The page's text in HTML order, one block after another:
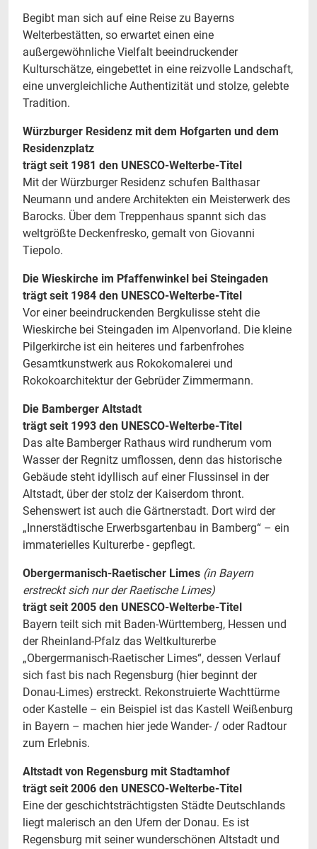
Begibt man sich auf eine Reise zu Bayerns
Welterbestätten, so erwartet einen eine
außergewöhnliche Vielfalt beeindruckender
Kulturschätze, eingebettet in eine reizvolle Landschaft,
eine unvergleichliche Authentizität und stolze, gelebte
Tradition.
Würzburger Residenz mit dem Hofgarten und dem
Residenzplatz
trägt seit 1981 den UNESCO-Welterbe-Titel
Mit der Würzburger Residenz schufen Balthasar
Neumann und andere Architekten ein Meisterwerk des
Barocks. Über dem Treppenhaus spannt sich das
weltgrößte Deckenfresko, gemalt von Giovanni
Tiepolo.
Die Wieskirche im Pfaffenwinkel bei Steingaden
trägt seit 1984 den UNESCO-Welterbe-Titel
Vor einer beeindruckenden Bergkulisse steht die
Wieskirche bei Steingaden im Alpenvorland. Die kleine
Pilgerkirche ist ein heiteres und farbenfrohes
Gesamtkunstwerk aus Rokokomalerei und
Rokokoarchitektur der Gebrüder Zimmermann.
Die Bamberger Altstadt
trägt seit 1993 den UNESCO-Welterbe-Titel
Das alte Bamberger Rathaus wird rundherum vom
Wasser der Regnitz umflossen, denn das historische
Gebäude steht idyllisch auf einer Flussinsel in der
Altstadt, über der stolz der Kaiserdom thront.
Sehenswert ist auch die Gärtnerstadt. Dort wird der
„Innerstädtische Erwerbsgartenbau in Bamberg“ – ein
immaterielles Kulturerbe - gepflegt.
Obergermanisch-Raetischer Limes (in Bayern
erstreckt sich nur der Raetische Limes)
trägt seit 2005 den UNESCO-Welterbe-Titel
Bayern teilt sich mit Baden-Württemberg, Hessen und
der Rheinland-Pfalz das Weltkulturerbe
„Obergermanisch-Raetischer Limes“, dessen Verlauf
sich fast bis nach Regensburg (hier beginnt der
Donau-Limes) erstreckt. Rekonstruierte Wachttürme
oder Kastelle – ein Beispiel ist das Kastell Weißenburg
in Bayern – machen hier jede Wander- / oder Radtour
zum Erlebnis.
Altstadt von Regensburg mit Stadtamhof
trägt seit 2006 den UNESCO-Welterbe-Titel
Eine der geschichtsträchtigsten Städte Deutschlands
liegt malerisch an den Ufern der Donau. Es ist
Regensburg mit seiner wunderschönen Altstadt und